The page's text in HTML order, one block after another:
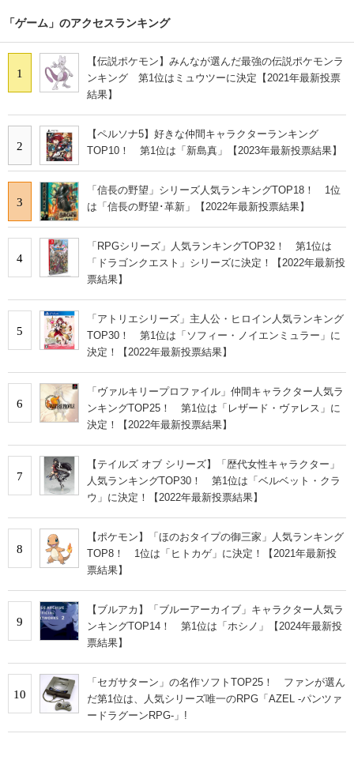
「ゲーム」のアクセスランキング
1
【伝説ポケモン】みんなが選んだ最強の伝説ポケモンラ
ンキング 第1位はミュウツーに決定【2021年最新投票
結果】
2
【ペルソナ5】好きな仲間キャラクターランキング
TOP10！ 第1位は「新島真」【2023年最新投票結果】
3
「信長の野望」シリーズ人気ランキングTOP18！ 1位
は「信長の野望･革新」【2022年最新投票結果】
4
「RPGシリーズ」人気ランキングTOP32！ 第1位は
「ドラゴンクエスト」シリーズに決定！【2022年最新投
票結果】
5
「アトリエシリーズ」主人公・ヒロイン人気ランキング
TOP30！ 第1位は「ソフィー・ノイエンミュラー」に
決定！【2022年最新投票結果】
6
「ヴァルキリープロファイル」仲間キャラクター人気ラ
ンキングTOP25！ 第1位は「レザード・ヴァレス」に
決定！【2022年最新投票結果】
7
【テイルズ オブ シリーズ】「歴代女性キャラクター」
人気ランキングTOP30！ 第1位は「ベルベット・クラ
ウ」に決定！【2022年最新投票結果】
8
【ポケモン】「ほのおタイプの御三家」人気ランキング
TOP8！ 1位は「ヒトカゲ」に決定！【2021年最新投
票結果】
9
【ブルアカ】「ブルーアーカイブ」キャラクター人気ラ
ンキングTOP14！ 第1位は「ホシノ」【2024年最新投
票結果】
10
「セガサターン」の名作ソフトTOP25！ ファンが選ん
だ第1位は、人気シリーズ唯一のRPG「AZEL ‐パンツァ
ードラグーンRPG‐」!